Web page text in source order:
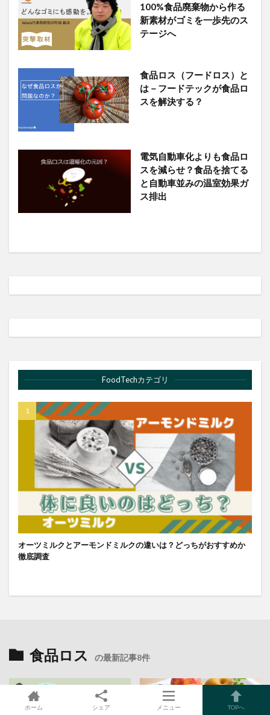
100%食品廃棄物から作る
新素材がゴミを一歩先のス
テージへ
食品ロス（フードロス）と
は－フードテックが食品ロ
スを解決する？
電気自動車化よりも食品ロ
スを減らせ？食品を捨てる
と自動車並みの温室効果ガ
ス排出
FoodTechカテゴリ
オーツミルクとアーモンドミルクの違いは？どっちがおすすめか
徹底調査
食品ロス の最新記事8件
ホーム シェア メニュー TOPへ